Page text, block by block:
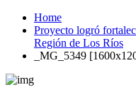
Home
Proyecto logró
Región de Los Ríos
_MG_5349